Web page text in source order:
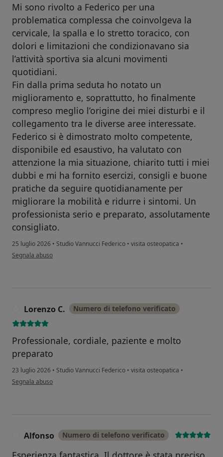
Mi sono rivolto a Federico per una
problematica complessa che coinvolgeva la
cervicale, la spalla e lo stretto toracico, con
dolori e limitazioni che condizionavano sia
l’attività sportiva sia alcuni movimenti
quotidiani.
Fin dalla prima seduta ho notato un
miglioramento e, soprattutto, ho finalmente
compreso meglio l’origine dei miei disturbi e il
collegamento tra le diverse aree interessate.
Federico si è dimostrato molto competente,
disponibile ed esaustivo, ha valutato con
attenzione la mia situazione, chiarito tutti i miei
dubbi e mi ha fornito esercizi, consigli e buone
pratiche da seguire quotidianamente per
migliorare la mobilità e ridurre i sintomi. Un
professionista serio e preparato, assolutamente
consigliato.
25 luglio 2026 • Studio Vannucci Federico • visita osteopatica •
secondo l'opinione dell'utente Giorgio Pietrangeli
Segnala abuso
Lorenzo C. Numero di telefono verificato
Professionale, cordiale, paziente e molto
preparato
23 luglio 2026 • Studio Vannucci Federico • visita osteopatica •
secondo l'opinione dell'utente Lorenzo C.
Segnala abuso
Alfonso Numero di telefono verificato